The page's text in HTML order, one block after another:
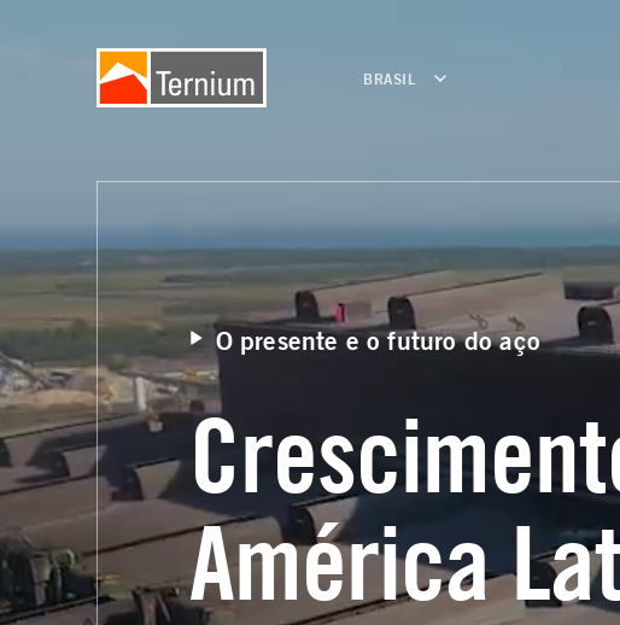
BRASIL
O presente e o futuro do aço
América